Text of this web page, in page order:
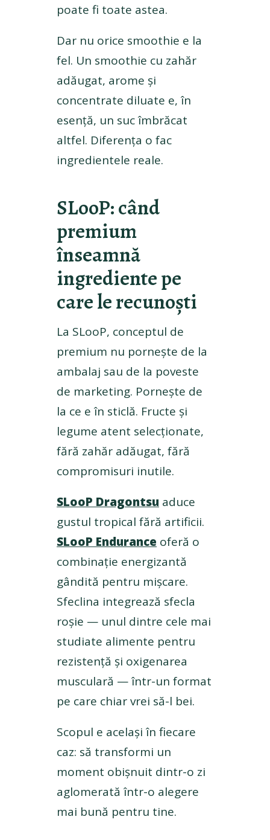
poate fi toate astea.
Dar nu orice smoothie e la
fel. Un smoothie cu zahăr
adăugat, arome și
concentrate diluate e, în
esență, un suc îmbrăcat
altfel. Diferența o fac
ingredientele reale.
SLooP: când
premium
înseamnă
ingrediente pe
care le recunoști
La SLooP, conceptul de
premium nu pornește de la
ambalaj sau de la poveste
de marketing. Pornește de
la ce e în sticlă. Fructe și
legume atent selecționate,
fără zahăr adăugat, fără
compromisuri inutile.
SLooP Dragontsu aduce
gustul tropical fără artificii.
SLooP Endurance oferă o
combinație energizantă
gândită pentru mișcare.
Sfeclina integrează sfecla
roșie — unul dintre cele mai
studiate alimente pentru
rezistență și oxigenarea
musculară — într-un format
pe care chiar vrei să-l bei.
Scopul e același în fiecare
caz: să transformi un
moment obișnuit dintr-o zi
aglomerată într-o alegere
mai bună pentru tine.